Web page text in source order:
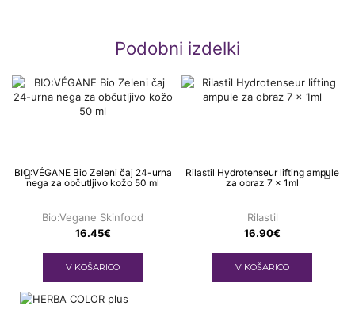
Podobni izdelki
BIO:VÉGANE Bio Zeleni čaj 24-urna
nega za občutljivo kožo 50 ml
Bio:Vegane Skinfood
16.45€
V KOŠARICO
Rilastil Hydrotenseur lifting ampule
za obraz 7 x 1ml
Rilastil
16.90€
V KOŠARICO